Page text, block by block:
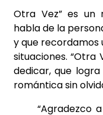
Otra Vez” es un
habla de la
y que recordamos
situaciones.
dedicar, que
romántica sin
“Agradezco